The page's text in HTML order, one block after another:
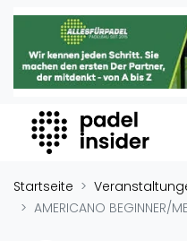
Padel Insider
Home
Organisationen
Buchungssysteme
Padel-Shops
Padel-Marken
Startseite
AMERICANO BEGINNER/